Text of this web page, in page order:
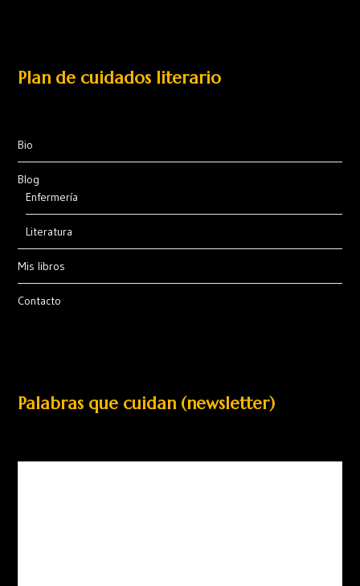
Plan de cuidados literario
Bio
Blog
Enfermería
Literatura
Mis libros
Contacto
Palabras que cuidan (newsletter)